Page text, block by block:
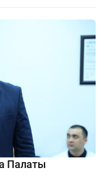
Палаты